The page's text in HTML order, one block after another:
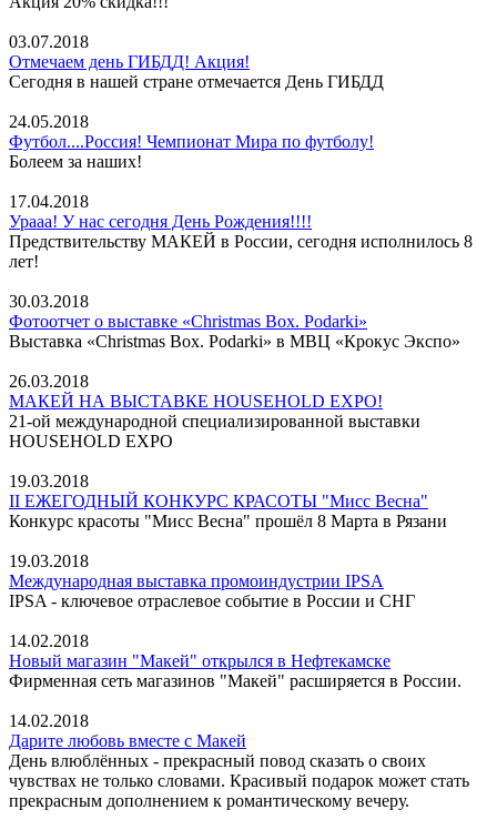
03.07.2018
Отмечаем день ГИБДД! Акция!
Сегодня в нашей стране отмечается День ГИБДД
24.05.2018
Футбол....Россия! Чемпионат Мира по футболу!
Болеем за наших!
17.04.2018
Урааа! У нас сегодня День Рождения!!!!
Предствительству МАКЕЙ в России, сегодня исполнилось 8
лет!
30.03.2018
Фотоотчет о выставке «Christmas Box. Podarki»
Выставка «Christmas Box. Podarki» в МВЦ «Крокус Экспо»
26.03.2018
МАКЕЙ НА ВЫСТАВКЕ HOUSEHOLD EXPO!
21-ой международной специализированной выставки
HOUSEHOLD EXPO
19.03.2018
II ЕЖЕГОДНЫЙ КОНКУРС КРАСОТЫ "Мисс Весна"
Конкурс красоты "Мисс Весна" прошёл 8 Марта в Рязани
19.03.2018
Международная выставка промоиндустрии IPSA
IPSA - ключевое отраслевое событие в России и СНГ
14.02.2018
Новый магазин "Макей" открылся в Нефтекамске
Фирменная сеть магазинов "Макей" расширяется в России.
14.02.2018
Дарите любовь вместе с Макей
День влюблённых - прекрасный повод сказать о своих
чувствах не только словами. Красивый подарок может стать
прекрасным дополнением к романтическому вечеру.